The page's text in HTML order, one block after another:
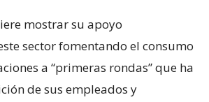
mostrar su apoyo
sector fomentando el consumo
a “primeras rondas” que ha
de sus empleados y